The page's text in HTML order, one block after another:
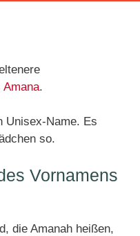
Amana.
Unisex-Name. Es
so.
Vornamens
die Amanah heißen,